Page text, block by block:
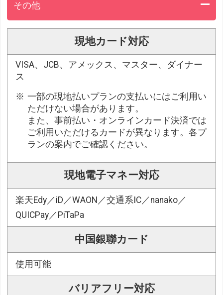
その他
現地カード対応
VISA、JCB、アメックス、マスター、ダイナー
ス
一部の現地払いプランの支払いにはご利用い
ただけない場合があります。
また、事前払い・オンラインカード決済では
ご利用いただけるカードが異なります。各プ
ランの案内でご確認ください。
現地電子マネー対応
楽天Edy／iD／WAON／交通系IC／nanako／
QUICPay／PiTaPa
中国銀聯カード
使用可能
バリアフリー対応